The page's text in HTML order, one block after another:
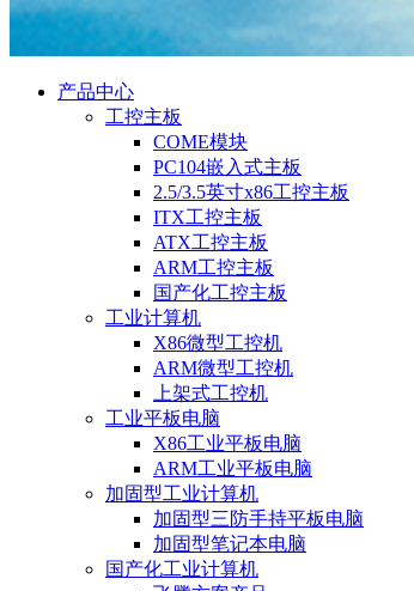
产品中心
工控主板
COME模块
PC104嵌入式主板
2.5/3.5英寸x86工控主板
ITX工控主板
ATX工控主板
ARM工控主板
国产化工控主板
工业计算机
X86微型工控机
ARM微型工控机
上架式工控机
工业平板电脑
X86工业平板电脑
ARM工业平板电脑
加固型工业计算机
加固型三防手持平板电脑
加固型笔记本电脑
国产化工业计算机